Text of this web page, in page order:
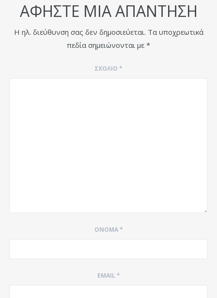
ΑΦΉΣΤΕ ΜΙΑ ΑΠΆΝΤΗΣΗ
Η ηλ. διεύθυνση σας δεν δημοσιεύεται. Τα υποχρεωτικά
πεδία σημειώνονται με *
ΣΧΌΛΙΟ *
ΌΝΟΜΑ*
EMAIL*